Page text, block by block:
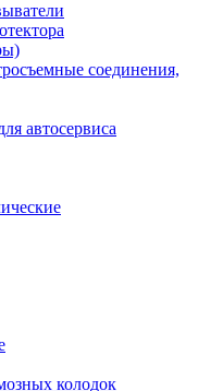
соединения,
автосервиса
колодок